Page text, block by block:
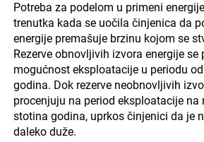
Potreba za podelom u primeni
trenutka kada se uočila činjenica da
energije premašuje brzinu kojom se
Rezerve obnovljivih izvora energije se
mogućnost eksploatacije u periodu
godina. Dok rezerve neobnovljivih
procenjuju na period eksploatacije na
stotina godina, uprkos činjenici da je
daleko duže.